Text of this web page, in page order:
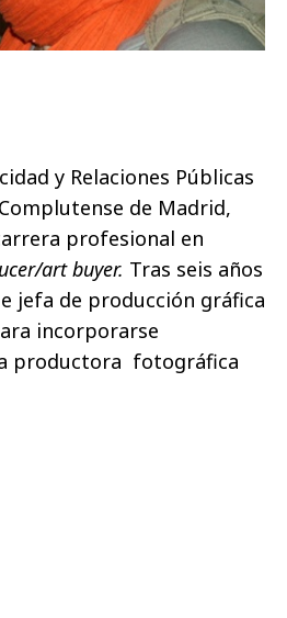
y Relaciones Públicas
de Madrid,
profesional en
art buyer. Tras seis años
jefa de producción gráfica
incorporarse
productora fotográfica